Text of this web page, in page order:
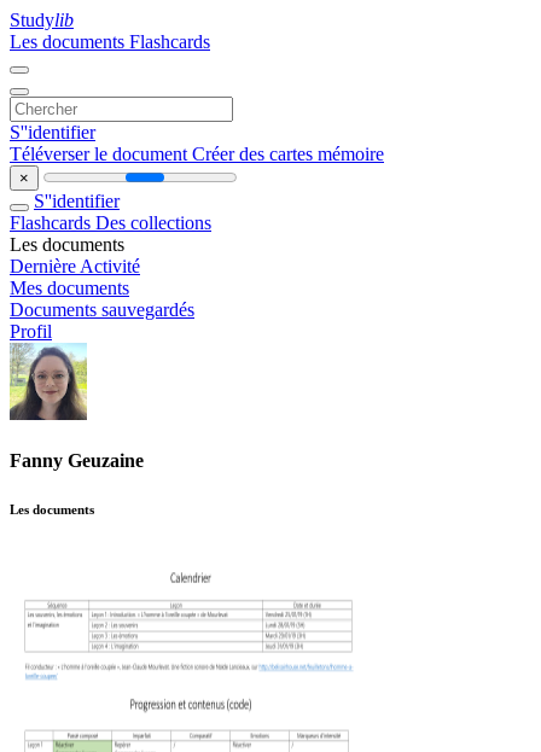
Studylib
Les documents Flashcards
S''identifier
Téléverser le document Créer des cartes mémoire
×
S''identifier
Flashcards Des collections
Les documents
Dernière Activité
Mes documents
Documents sauvegardés
Profil
Fanny Geuzaine
Les documents